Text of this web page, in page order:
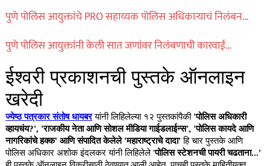
पुणे पोलिस आयुक्तांचे PRO सहाय्यक पोलिस अधिकाऱ्याचं निलंबन…
पुणे पोलिस आयुक्तांनी केली सात जणांवर निलंबणाची कारवाई…